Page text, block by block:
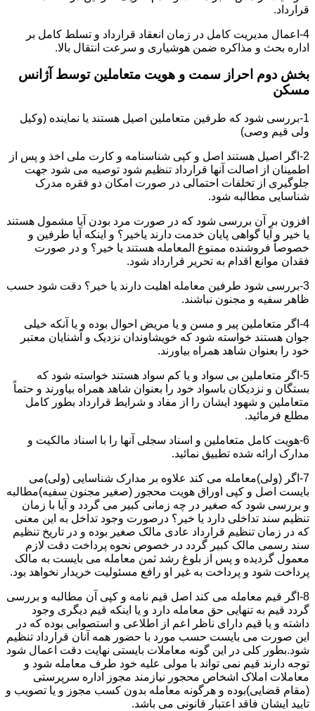
قرارداد.
4-اعمال مدیریت کامل در زمان انعقاد قرارداد و تسلط کامل بر
اداره بحث و مذاکره ضمن هوشیاری و سرعت انتقال بالا.
بخش دوم احراز سمت و هویت متعاملین توسط آژانس
مسکن
1-بررسی شود که طرفین متعاملین اصیل هستند یا نماینده (وکیل
ولی قیم وصی)
2-اگر اصیل هستند اصل و کپی شناسنامه و کارت ملی اخذ و پس از
اطمینان از اصالت آنها قرارداد تنظیم شود توصیه می شود جهت
جلوگیری از تخلفات احتمالی در صورت امکان دو فقره مدرک
شناسایی مطالبه شود.
افزون بر آن بررسی شود که در صورت مرد بودن آیا مشمول هستند
یا خیر و آیا گواهی پایان خدمت دارند یاخیر؟ و اینکه آیا طرفین و
خصوصاً فروشنده ممنوع المعامله هستند یا خیر؟ و در صورت
فقدان موانع اقدام به تحریر قرارداد شود.
3-بررسی شود طرفین معامله اهلیت دارند یا خیر؟ دقت شود حسب
ظاهر سفیه و مجنون نباشند.
4-اگر متعاملین پیر و مسن و یا مریض احوال بوده و یا آنکه خیلی
جوان هستند خواسته شود که خویشاوندان نزدیک و آشنایان معتبر
خود را بعنوان شاهد همراه بیاورند.
5-اگر متعاملین بی سواد و یا کم سواد هستند خواسته شود که
بستگان و نزدیکان باسواد خود را بعنوان شاهد همراه بیاورند و حتماً
متعاملین و شهود ایشان را از مفاد و شرایط قرارداد بطور کامل
مطلع فرمائید.
6-هویت کامل متعاملین و اسناد سجلی آنها را با اسناد مالکیت و
مدارک ارائه شده تطبیق نمائید.
7-اگر (ولی)معامله می کند علاوه بر مدارک شناسایی (ولی)می
بایست اصل و کپی اوراق هویت محجور (صغیر مجنون سفیه)مطالبه
و بررسی شود که صغیر در چه زمانی کبیر می گردد و آیا با زمان
تنظیم سند تداخلی دارد یا خیر؟ درصورت وجود تداخل به این معنی
که در زمان تنظیم قرارداد عادی مالک صغیر بوده و در تاریخ تنظیم
سند رسمی مالک کبیر گردد در خصوص نحوه پرداخت دقت لازم
معمول گردیده و پس از بلوغ رشد ثمن معامله می بایست به مالک
پرداخت شود و پرداخت به غیر او رافع مسئولیت خریدار نخواهد بود.
8-اگر قیم معامله می کند اصل قیم نامه و کپی آن مطالبه و بررسی
گردد قیم به تنهایی حق معامله دارد و یا اینکه قیم دیگری وجود
داشته و یا قیم دارای ناظر اعم از اطلاعی و استصوابی بوده که در
این صورت می بایست حسب مورد با حضور همه آنان قرارداد تنظیم
شود.بطور کلی در این گونه معاملات بایستی نهایت دقت اعمال شود
توجه دارند قیم نمی تواند با مولی علیه خود طرف معامله شود و
معاملات املاک اشخاص محجور نیازمند مجوز اداره سرپرستی
(مقام قضایی)بوده و هرگونه معامله بدون کسب مجوز و یا تصویب و
تایید ایشان فاقد اعتبار قانونی می باشد.